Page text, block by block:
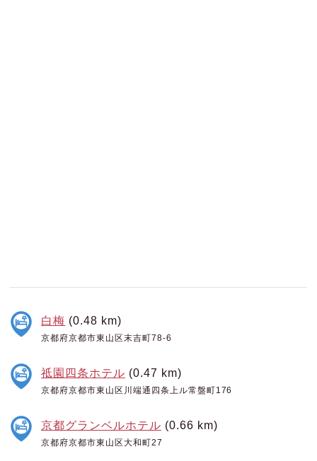
白梅 (0.48 km)
京都府京都市東山区末吉町78-6
祗園四条ホテル (0.47 km)
京都府京都市東山区川端通四条上ル常盤町176
京都グランベルホテル (0.66 km)
京都府京都市東山区大和町27